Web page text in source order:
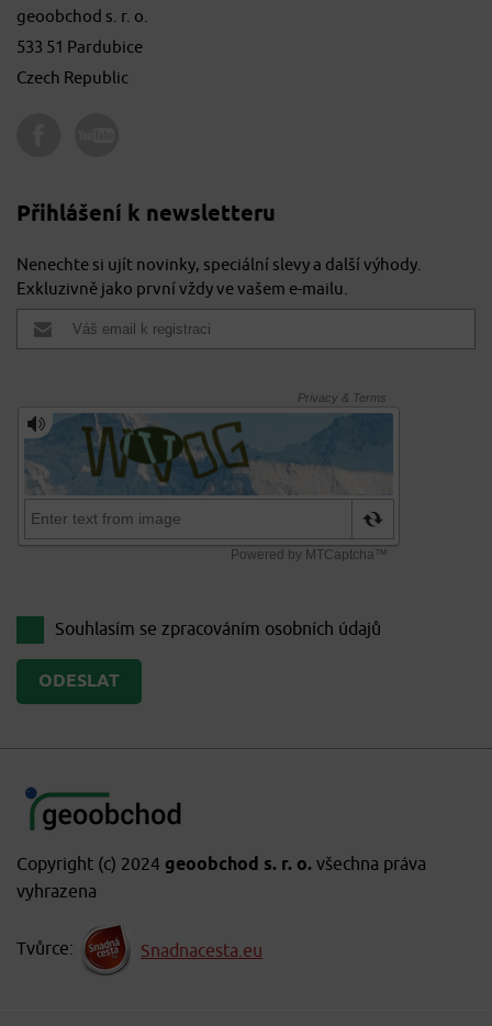
geoobchod s. r. o.
533 51 Pardubice
Czech Republic
Přihlášení k newsletteru
Nenechte si ujít novinky, speciální slevy a další výhody.
Exkluzivně jako první vždy ve vašem e-mailu.
Souhlasím se zpracováním osobních údajů
Copyright (c) 2024 geoobchod s. r. o. všechna práva
vyhrazena
Tvůrce: Snadnacesta.eu